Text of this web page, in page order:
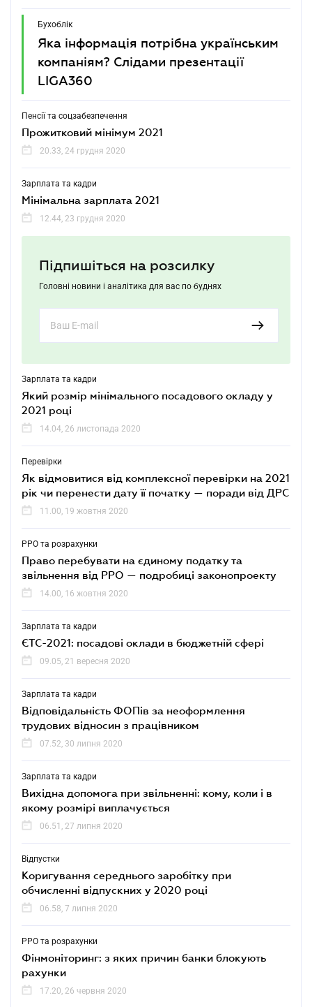
Бухоблік
Яка інформація потрібна українським
компаніям? Слідами презентації
LIGA360
Пенсії та соцзабезпечення
Прожитковий мінімум 2021
20.33, 24 грудня 2020
Зарплата та кадри
Мінімальна зарплата 2021
12.44, 23 грудня 2020
Підпишіться на розсилку
Головні новини і аналітика для вас по буднях
Зарплата та кадри
Який розмір мінімального посадового окладу у
2021 році
14.04, 26 листопада 2020
Перевірки
Як відмовитися від комплексної перевірки на 2021
рік чи перенести дату її початку — поради від ДРС
11.00, 19 жовтня 2020
РРО та розрахунки
Право перебувати на єдиному податку та
звільнення від РРО — подробиці законопроекту
14.00, 16 жовтня 2020
Зарплата та кадри
ЄТС-2021: посадові оклади в бюджетній сфері
09.05, 21 вересня 2020
Зарплата та кадри
Відповідальність ФОПів за неоформлення
трудових відносин з працівником
07.52, 30 липня 2020
Зарплата та кадри
Вихідна допомога при звільненні: кому, коли і в
якому розмірі виплачується
06.51, 27 липня 2020
Відпустки
Коригування середнього заробітку при
обчисленні відпускних у 2020 році
06.58, 7 липня 2020
РРО та розрахунки
Фінмоніторинг: з яких причин банки блокують
рахунки
17.20, 26 червня 2020